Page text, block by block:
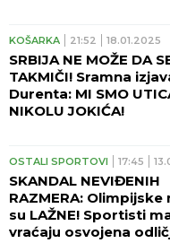
KOŠARKA 21:52 18.01.2025
SRBIJA NE MOŽE DA
TAKMIČI! Sramna
Durenta: MI SMO
NIKOLU JOKIĆA!
OSTALI SPORTOVI 17:45
SKANDAL NEVIĐENIH
RAZMERA: Olimpijske
su LAŽNE! Sportisti
vraćaju osvojena